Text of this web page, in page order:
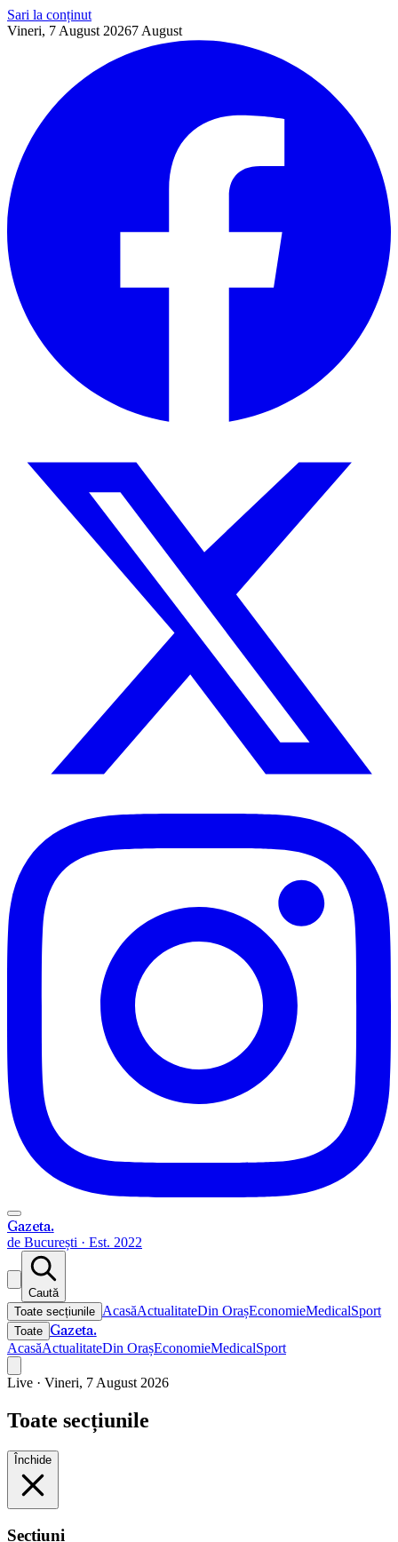
Sari la conținut
Vineri, 7 August 20267 August
Gazeta.
de București · Est. 2022
Caută
Toate secțiunile AcasăActualitateDin OrașEconomieMedicalSport
Toate Gazeta.
AcasăActualitateDin OrașEconomieMedicalSport
Live · Vineri, 7 August 2026
Toate secțiunile
Închide
Secțiuni